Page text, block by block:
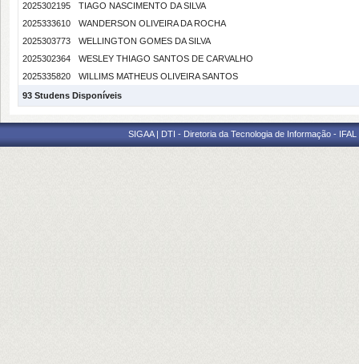
2025302195
TIAGO NASCIMENTO DA SILVA
2025333610
WANDERSON OLIVEIRA DA ROCHA
2025303773
WELLINGTON GOMES DA SILVA
2025302364
WESLEY THIAGO SANTOS DE CARVALHO
2025335820
WILLIMS MATHEUS OLIVEIRA SANTOS
93 Studens Disponíveis
SIGAA | DTI - Diretoria da Tecnologia de Informação -